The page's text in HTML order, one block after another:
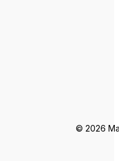
© 2026